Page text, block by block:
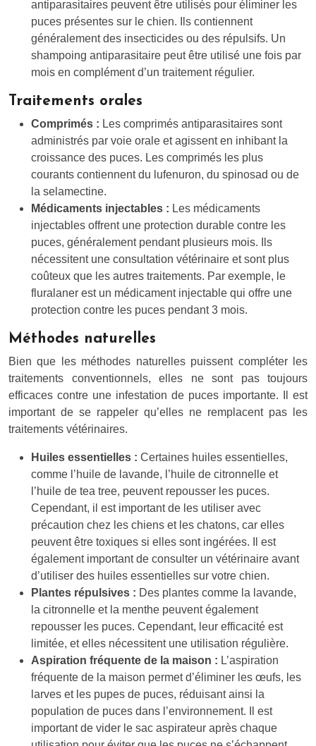
antiparasitaires peuvent être utilisés pour éliminer les
puces présentes sur le chien. Ils contiennent
généralement des insecticides ou des répulsifs. Un
shampoing antiparasitaire peut être utilisé une fois par
mois en complément d’un traitement régulier.
Traitements orales
Comprimés : Les comprimés antiparasitaires sont
administrés par voie orale et agissent en inhibant la
croissance des puces. Les comprimés les plus
courants contiennent du lufenuron, du spinosad ou de
la selamectine.
Médicaments injectables : Les médicaments
injectables offrent une protection durable contre les
puces, généralement pendant plusieurs mois. Ils
nécessitent une consultation vétérinaire et sont plus
coûteux que les autres traitements. Par exemple, le
fluralaner est un médicament injectable qui offre une
protection contre les puces pendant 3 mois.
Méthodes naturelles
Bien que les méthodes naturelles puissent compléter les
traitements conventionnels, elles ne sont pas toujours
efficaces contre une infestation de puces importante. Il est
important de se rappeler qu’elles ne remplacent pas les
traitements vétérinaires.
Huiles essentielles : Certaines huiles essentielles,
comme l’huile de lavande, l’huile de citronnelle et
l’huile de tea tree, peuvent repousser les puces.
Cependant, il est important de les utiliser avec
précaution chez les chiens et les chatons, car elles
peuvent être toxiques si elles sont ingérées. Il est
également important de consulter un vétérinaire avant
d’utiliser des huiles essentielles sur votre chien.
Plantes répulsives : Des plantes comme la lavande,
la citronnelle et la menthe peuvent également
repousser les puces. Cependant, leur efficacité est
limitée, et elles nécessitent une utilisation régulière.
Aspiration fréquente de la maison : L’aspiration
fréquente de la maison permet d’éliminer les œufs, les
larves et les pupes de puces, réduisant ainsi la
population de puces dans l’environnement. Il est
important de vider le sac aspirateur après chaque